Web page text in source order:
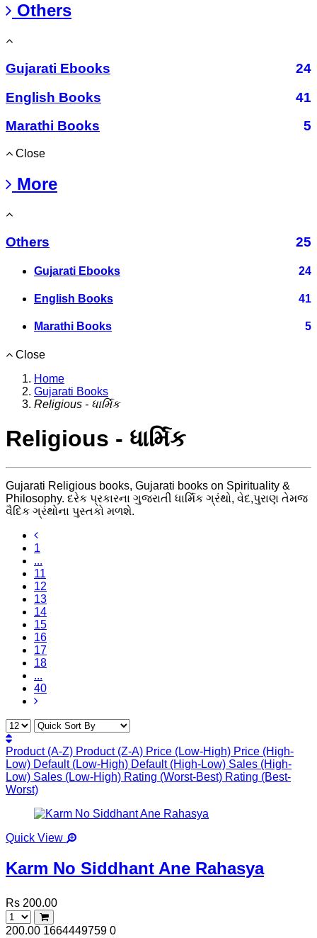
Others
Gujarati Ebooks
24
English Books
41
Marathi Books
5
Close
More
Others 25
Gujarati Ebooks 24
English Books 41
Marathi Books 5
Close
Home
Gujarati Books
Religious - ધાર્મિક
Religious - ધાર્મિક
Gujarati Religious books, Gujarati books on Spirituality &
Philosophy. દરેક પ્રકારના ગુજરાતી ધાર્મિક ગ્રંથો, વેદ,પુરાણ તેમજ
વૈદિક ગ્રંથોના પુસ્તકો મળશે.
1
...
11
12
13
14
15
16
17
18
...
40
Product (A-Z) Product (Z-A) Price (Low-High) Price (High-
Low) Default (Low-High) Default (High-Low) Sales (High-
Low) Sales (Low-High) Rating (Worst-Best) Rating (Best-
Worst)
Quick View
Karm No Siddhant Ane Rahasya
Rs 200.00
200.00 1664449759 0